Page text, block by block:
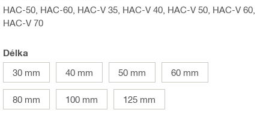
HAC-50, HAC-60, HAC-V 35, HAC-V 40, HAC-V 50, HAC-V 60,
HAC-V 70
Délka
30 mm
40 mm 50 mm 60 mm
80 mm 100 mm 125 mm